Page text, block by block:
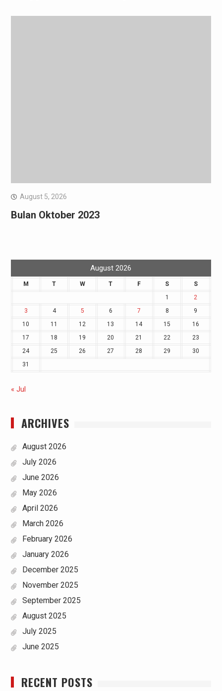
August 5, 2026
Bulan Oktober 2023
August 2026
M T W T F S
S
1
2
3
4 5 6 7 8
9
10
11 12 13 14 15
16
17
18 19 20 21 22
23
24
25 26 27 28 29
30
31
« Jul
ARCHIVES
August 2026
July 2026
June 2026
May 2026
April 2026
March 2026
February 2026
January 2026
December 2025
November 2025
September 2025
August 2025
July 2025
June 2025
RECENT POSTS